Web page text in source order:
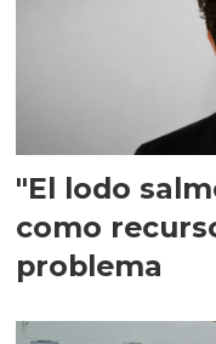
"El lodo
como
problema